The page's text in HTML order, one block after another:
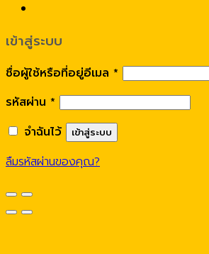
เข้าสู่ระบบ
ชื่อผู้ใช้หรือที่อยู่อีเมล *
รหัสผ่าน *
จำฉันไว้
เข้าสู่ระบบ
ลืมรหัสผ่านของคุณ?